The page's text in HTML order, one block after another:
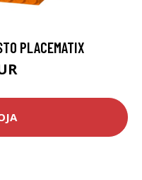
PLACEMATIX